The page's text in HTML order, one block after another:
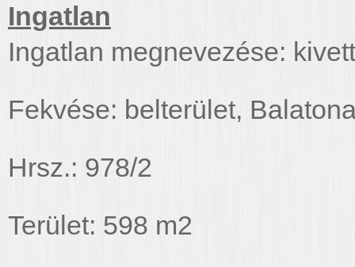
Ingatlan
Ingatlan megnevezése:
Fekvése: belterület,
Hrsz.: 978/2
Terület: 598 m2